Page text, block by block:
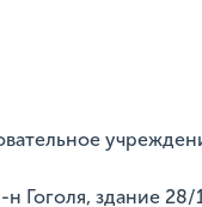
Гоголя, здание 28/